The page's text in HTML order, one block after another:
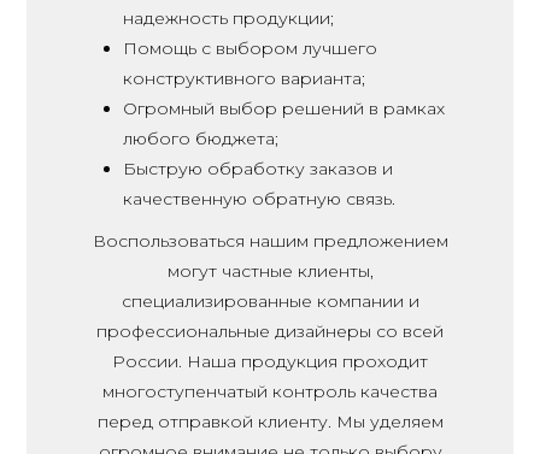
надежность продукции;
Помощь с выбором лучшего
конструктивного варианта;
Огромный выбор решений в рамках
любого бюджета;
Быструю обработку заказов и
качественную обратную связь.
Воспользоваться нашим предложением
могут частные клиенты,
специализированные компании и
профессиональные дизайнеры со всей
России. Наша продукция проходит
многоступенчатый контроль качества
перед отправкой клиенту. Мы уделяем